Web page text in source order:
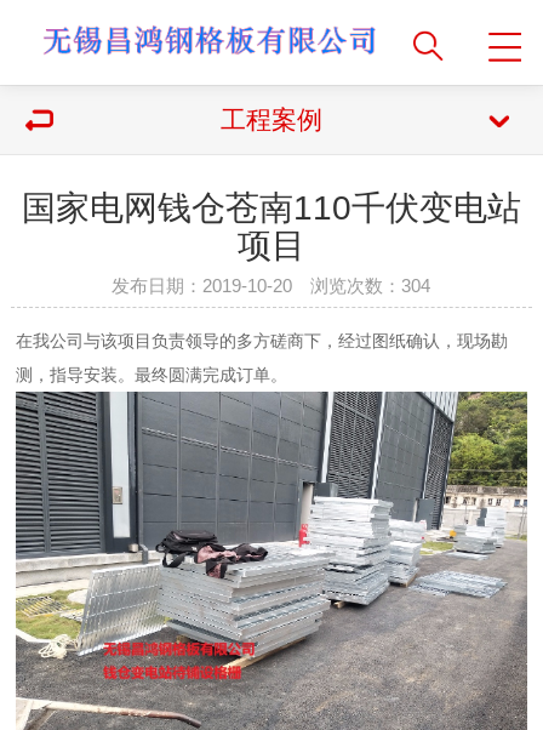
工程案例
国家电网钱仓苍南110千伏变电站
项目
发布日期：2019-10-20 浏览次数：304
在我公司与该项目负责领导的多方磋商下，经过图纸确认，现场勘
测，指导安装。最终圆满完成订单。